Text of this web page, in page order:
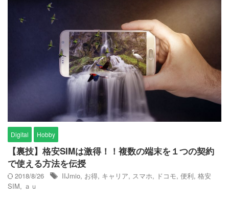
Digital Hobby
【裏技】格安SIMは激得！！複数の端末を１つの契約
で使える方法を伝授
2018/8/26 IIJmio, お得, キャリア, スマホ, ドコモ, 便利, 格安
SIM, ａｕ